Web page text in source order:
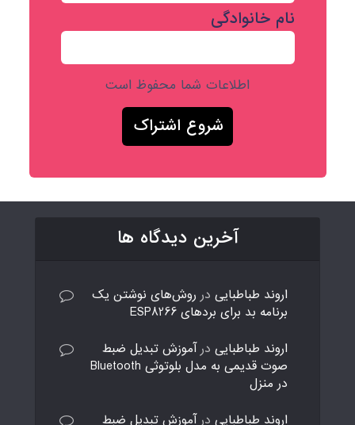
نام خانوادگی
اطلاعات شما محفوظ است
آخرین دیدگاه ها
اروند طباطبایی در روش‌های نوشتن یک
برنامه بد برای بردهای ESP8266
اروند طباطبایی درآموزش تبدیل ضبط
صوت قدیمی به مدل بلوتوثی Bluetooth
در منزل
اروند طباطبایی درآموزش تبدیل ضبط